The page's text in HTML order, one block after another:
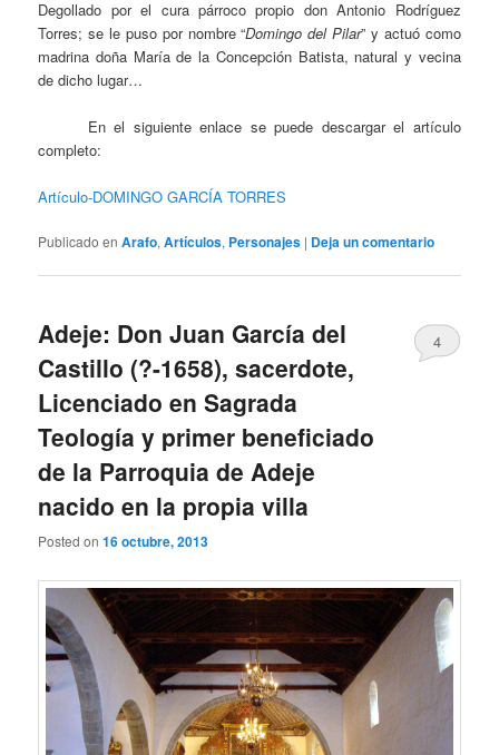
Degollado por el cura párroco propio don Antonio Rodríguez
Torres; se le puso por nombre “Domingo del Pilar” y actuó como
madrina doña María de la Concepción Batista, natural y vecina
de dicho lugar…
En el siguiente enlace se puede descargar el artículo
completo:
Artículo-DOMINGO GARCÍA TORRES
Publicado en Arafo,Artículos, Personajes | Deja un comentario
Adeje: Don Juan García del
Castillo (?-1658), sacerdote,
Licenciado en Sagrada
Teología y primer beneficiado
de la Parroquia de Adeje
nacido en la propia villa
Posted on16 octubre, 2013
4